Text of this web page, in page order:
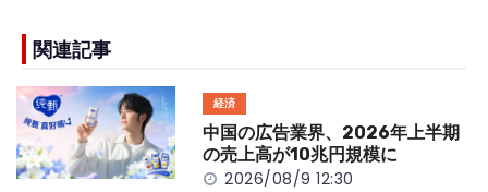
e
b
o
o
k
n
k
関連記事
経済
中国の広告業界、2026年上半期
の売上高が10兆円規模に
2026/08/9 12:30